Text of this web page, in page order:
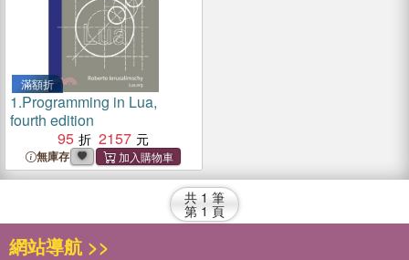
滿額折
1.Programming in Lua,
fourth edition
95
2157
無庫存
共 1 筆
第 1 頁
網站導航 >>